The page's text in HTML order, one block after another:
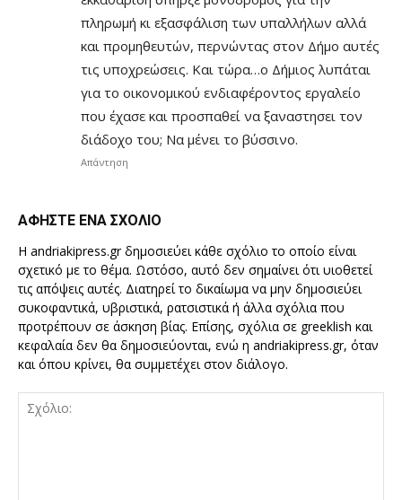
πληρωμή κι εξασφάλιση των υπαλλήλων αλλά
και προμηθευτών, περνώντας στον Δήμο αυτές
τις υποχρεώσεις. Και τώρα…ο Δήμιος λυπάται
για το οικονομικού ενδιαφέροντος εργαλείο
που έχασε και προσπαθεί να ξαναστησει τον
διάδοχο του; Να μένει το βύσσινο.
Απάντηση
ΑΦΗΣΤΕ ΕΝΑ ΣΧΟΛΙΟ
Η andriakipress.gr δημοσιεύει κάθε σχόλιο το οποίο είναι
σχετικό με το θέμα. Ωστόσο, αυτό δεν σημαίνει ότι υιοθετεί
τις απόψεις αυτές. Διατηρεί το δικαίωμα να μην δημοσιεύει
συκοφαντικά, υβριστικά, ρατσιστικά ή άλλα σχόλια που
προτρέπουν σε άσκηση βίας. Επίσης, σχόλια σε greeklish και
κεφαλαία δεν θα δημοσιεύονται, ενώ η andriakipress.gr, όταν
και όπου κρίνει, θα συμμετέχει στον διάλογο.